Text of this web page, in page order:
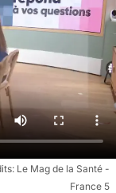
Le Mag de la Santé -
France 5